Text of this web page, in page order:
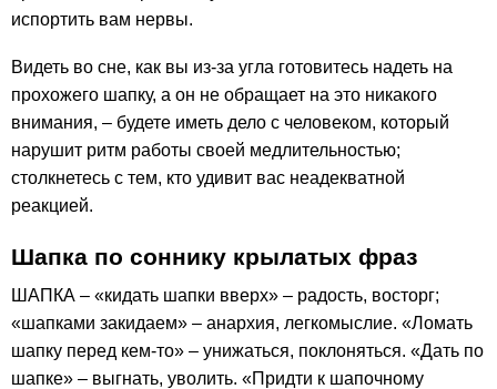
испортить вам нервы.
Видеть во сне, как вы из-за угла готовитесь надеть на
прохожего шапку, а он не обращает на это никакого
внимания, – будете иметь дело с человеком, который
нарушит ритм работы своей медлительностью;
столкнетесь с тем, кто удивит вас неадекватной
реакцией.
Шапка по соннику крылатых фраз
ШАПКА – «кидать шапки вверх» – радость, восторг;
«шапками закидаем» – анархия, легкомыслие. «Ломать
шапку перед кем-то» – унижаться, поклоняться. «Дать по
шапке» – выгнать, уволить. «Придти к шапочному